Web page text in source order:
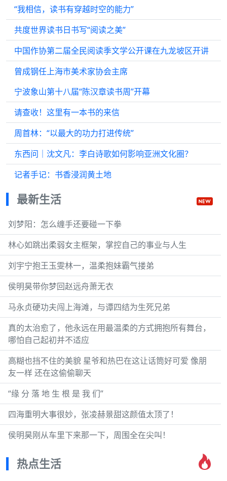
“我相信，读书有穿越时空的能力”
共度世界读书日书写“阅读之美”
中国作协第二届全民阅读季文学公开课在九龙坡区开讲
曾成钢任上海市美术家协会主席
宁波象山第十八届“陈汉章读书周”开幕
请查收！这里有一本书的来信
周首林：“以最大的功力打进传统”
东西问｜沈文凡：李白诗歌如何影响亚洲文化圈？
记者手记：书香浸润黄土地
最新生活
刘梦阳：怎么缠手还要碰一下拳
林心如跳出柔弱女主框架，掌控自己的事业与人生
刘宇宁抱王玉雯林一，温柔抱妹霸气搂弟
侯明昊带你梦回赵远舟萧无衣
马永贞硬功夫闯上海滩，与谭四结为生死兄弟
真的太治愈了，他永远在用最温柔的方式拥抱所有舞台，
哪怕自己起初并不适应
高糊也挡不住的美貌 星爷和热巴在这让话筒好可爱 像朋
友一样 还在这偷偷聊天
“缘 分 落 地 生 根 是 我 们”
四海重明大事很妙，张凌赫景甜这颜值太顶了！
侯明昊刚从车里下来那一下，周围全在尖叫！
热点生活